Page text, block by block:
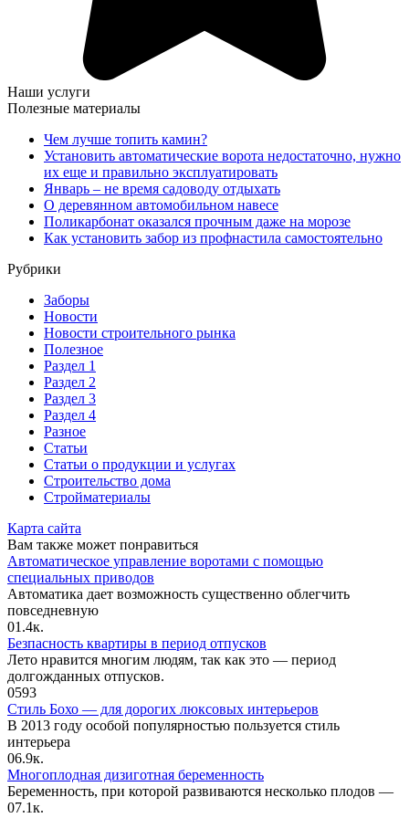
Наши услуги
Полезные материалы
Чем лучше топить камин?
Установить автоматические ворота недостаточно, нужно
их еще и правильно эксплуатировать
Январь – не время садоводу отдыхать
О деревянном автомобильном навесе
Поликарбонат оказался прочным даже на морозе
Как установить забор из профнастила самостоятельно
Рубрики
Заборы
Новости
Новости строительного рынка
Полезное
Раздел 1
Раздел 2
Раздел 3
Раздел 4
Разное
Статьи
Статьи o продукции и услугах
Строительство дома
Стройматериалы
Карта сайта
Вам также может понравиться
Автоматическое управление воротами с помощью
специальных приводов
Автоматика дает возможность существенно облегчить
повседневную
01.4к.
Безпасность квартиры в период отпусков
Лето нравится многим людям, так как это — период
долгожданных отпусков.
0593
Стиль Бохо — для дорогих люксовых интерьеров
В 2013 году особой популярностью пользуется стиль
интерьера
06.9к.
Многоплодная дизиготная беременность
Беременность, при которой развиваются несколько плодов —
07.1к.